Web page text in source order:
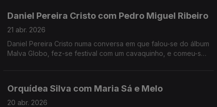
Daniel Pereira Cristo com Pedro Miguel Ribeiro
21 abr. 2026
Daniel Pereira Cristo numa conversa em que falou-se do álbum
Malva Globo, fez-se festival com um cavaquinho, e comeu-se
Orquídea Silva com Maria Sá e Melo
20 abr. 2026